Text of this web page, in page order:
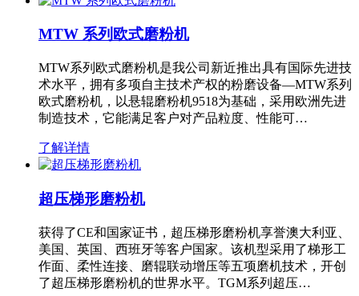
MTW 系列欧式磨粉机
MTW系列欧式磨粉机是我公司新近推出具有国际先进技
术水平，拥有多项自主技术产权的粉磨设备—MTW系列
欧式磨粉机，以悬辊磨粉机9518为基础，采用欧洲先进
制造技术，它能满足客户对产品粒度、性能可…
了解详情
超压梯形磨粉机
获得了CE和国家证书，超压梯形磨粉机享誉澳大利亚、
美国、英国、西班牙等客户国家。该机型采用了梯形工
作面、柔性连接、磨辊联动增压等五项磨机技术，开创
了超压梯形磨粉机的世界水平。TGM系列超压…